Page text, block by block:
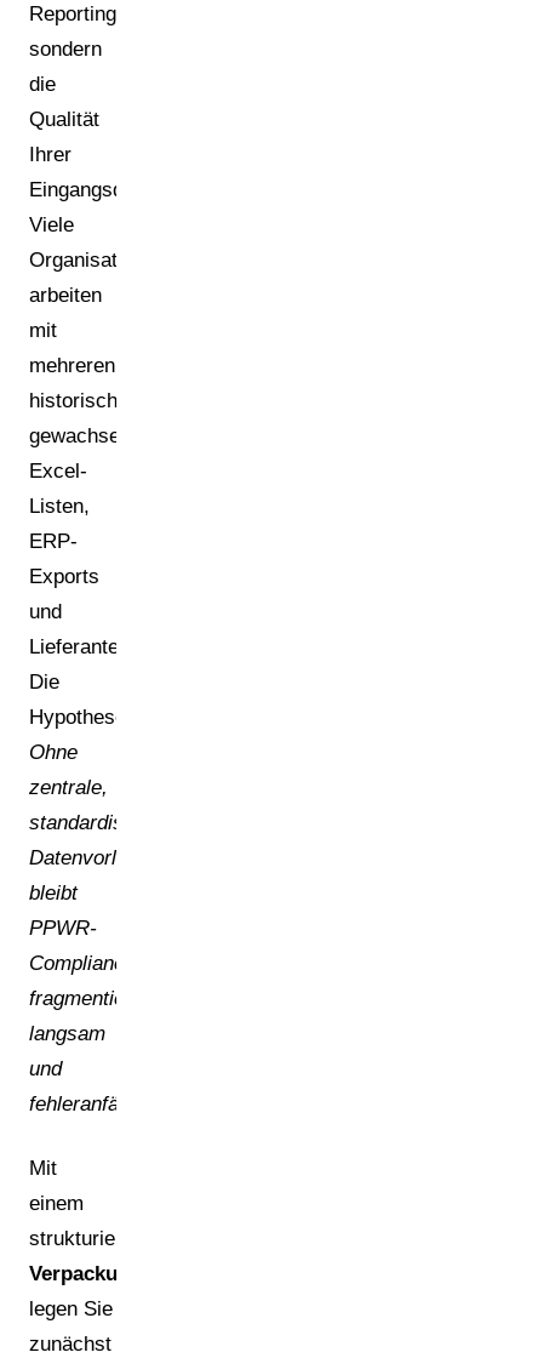
Reporting,
sondern
die
Qualität
Ihrer
Eingangsdaten.
Viele
Organisationen
arbeiten
mit
mehreren,
historisch
gewachsenen
Excel-
Listen,
ERP-
Exports
und
Lieferantenformularen.
Die
Hypothese:
Ohne
zentrale,
standardisierte
Datenvorlage
bleibt
PPWR-
Compliance
fragmentiert,
langsam
und
fehleranfällig.
Mit
einem
strukturierten
Verpackungsdatenmanagement
legen Sie
zunächst